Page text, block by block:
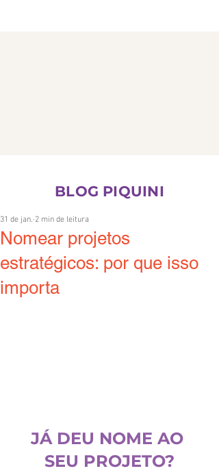
CONTATO
BLOG PIQUINI
Nomear projetos
estratégicos: por que isso
importa
31 de jan. 2 min de leitura
JÁ DEU NOME AO
SEU PROJETO?